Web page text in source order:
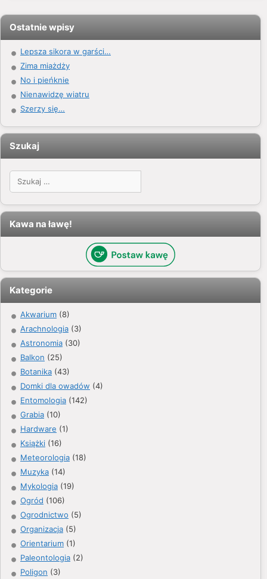
Ostatnie wpisy
Lepsza sikora w garści…
Zima miażdży
No i pieńknie
Nienawidzę wiatru
Szerzy się…
Szukaj
Szukaj:
Kawa na ławę!
Kategorie
Akwarium (8)
Arachnologia (3)
Astronomia (30)
Balkon (25)
Botanika (43)
Domki dla owadów (4)
Entomologia (142)
Grabia (10)
Hardware (1)
Książki (16)
Meteorologia (18)
Muzyka (14)
Mykologia (19)
Ogród (106)
Ogrodnictwo (5)
Organizacja (5)
Orientarium (1)
Paleontologia (2)
Poligon (3)